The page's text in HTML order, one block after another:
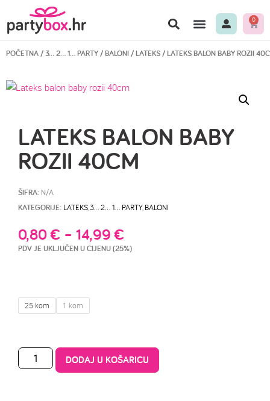
0
POČETNA/3… 2… 1… PARTY/BALONI/LATEKS/ LATEKS BALON BABY ROZII
LATEKS BALON BABY
ROZII 40CM
ŠIFRA: N/A
KATEGORIJE: LATEKS,3… 2… 1… PARTY, BALONI
0,80€ – 14,99€
PDV JE UKLJUČEN U CIJENU (25%)
25 kom 1 kom
DODAJ U KOŠARICU